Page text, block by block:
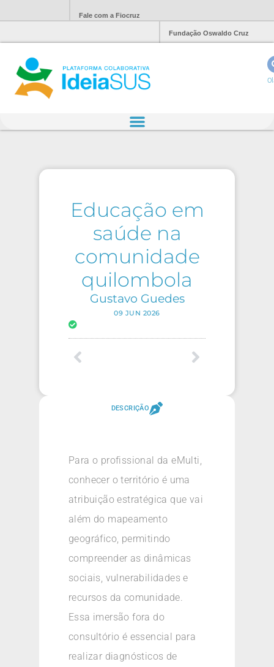
Fale com a Fiocruz
Fundação Oswaldo Cruz
Educação em
saúde na
comunidade
quilombola
Gustavo Guedes
09 JUN 2026
DESCRIÇÃO
Para o profissional da eMulti,
conhecer o território é uma
atribuição estratégica que vai
além do mapeamento
geográfico, permitindo
compreender as dinâmicas
sociais, vulnerabilidades e
recursos da comunidade.
Essa imersão fora do
consultório é essencial para
realizar diagnósticos de